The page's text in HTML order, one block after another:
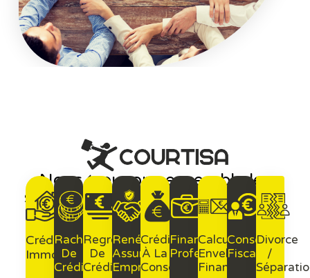
Nous trouvons ensemble les
solutions financières adaptées à
vos besoins.
Crédit
Immobilier
Rachat
De
Crédits
Regroupement
De
Crédits
Renégociation
Assurance
Emprunteur
Crédit
À La
Consommation
Financement
Professionnel
Calcul
Enveloppe
Financière
Conseil
Fiscalité
Divorce
/